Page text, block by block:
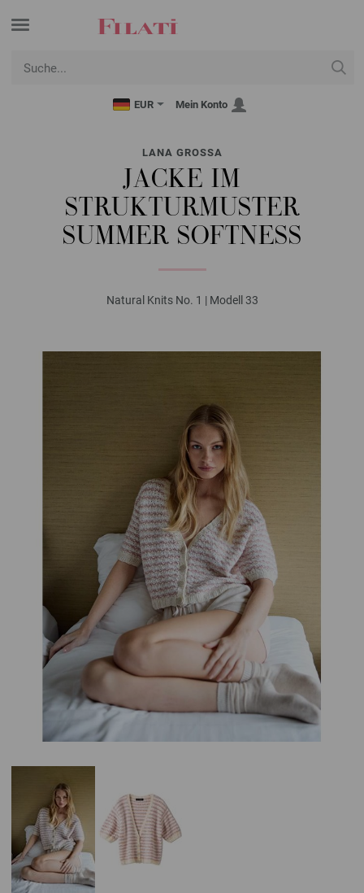
EUR Mein Konto
LANA GROSSA
JACKE IM
STRUKTURMUSTER
SUMMER SOFTNESS
Natural Knits No. 1 | Modell 33